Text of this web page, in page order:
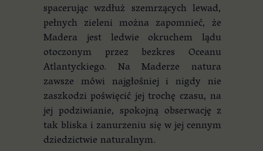
spacerując wzdłuż szemrzących lewad,
pełnych zieleni można zapomnieć, że
Madera jest ledwie okruchem lądu
otoczonym przez bezkres Oceanu
Atlantyckiego. Na Maderze natura
zawsze mówi najgłośniej i nigdy nie
zaszkodzi poświęcić jej trochę czasu, na
jej podziwianie, spokojną obserwację z
tak bliska i zanurzeniu się w jej cennym
dziedzictwie naturalnym.